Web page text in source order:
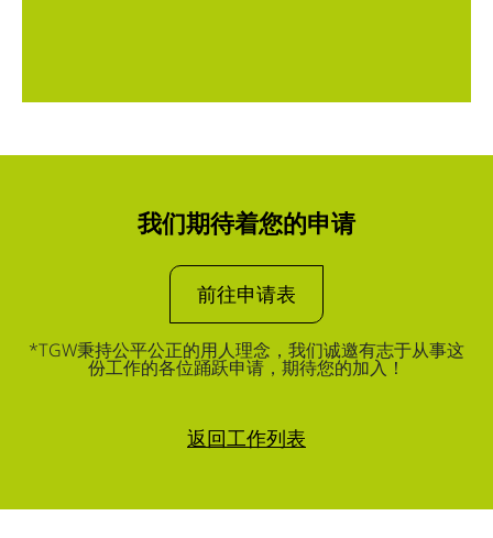
我们期待着您的申请
前往申请表
*TGW秉持公平公正的用人理念，我们诚邀有志于从事这
份工作的各位踊跃申请，期待您的加入！
返回工作列表